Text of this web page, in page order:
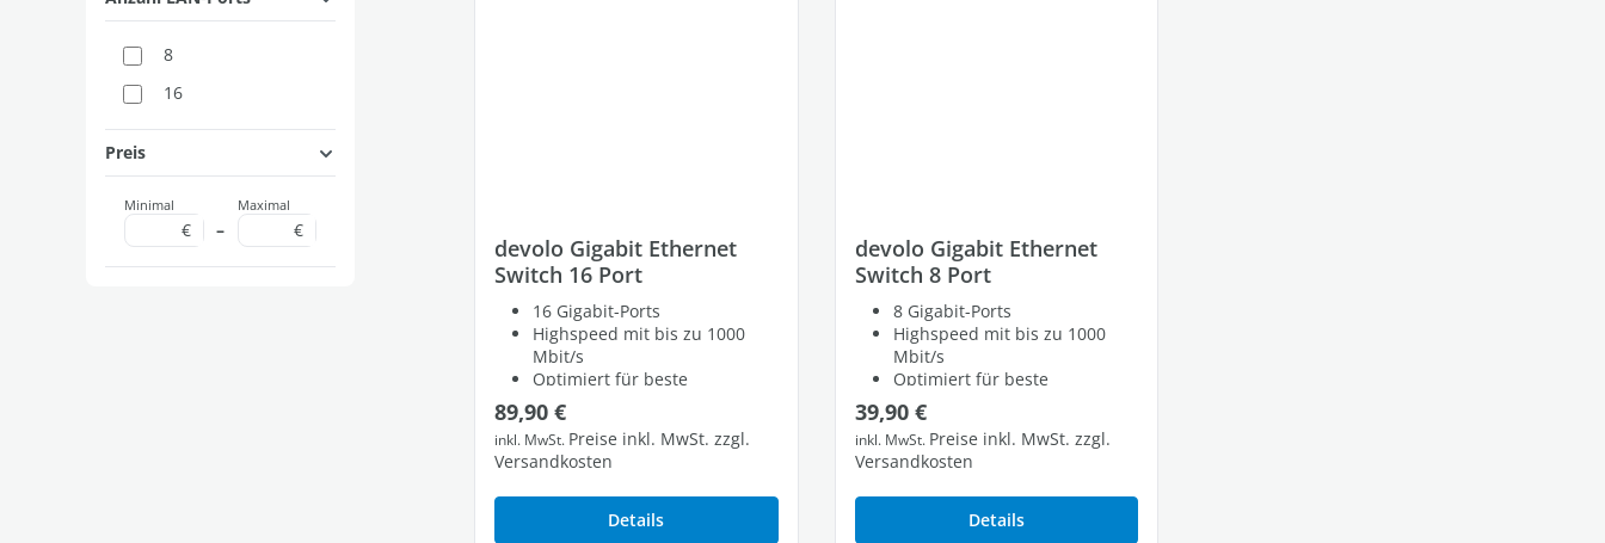
8
16
Preis
Minimal
€ –
Maximal
€
devolo Gigabit Ethernet
Switch 16 Port
16 Gigabit-Ports
Highspeed mit bis zu 1000
Mbit/s
Optimiert für beste
Performance
Regulärer Preis:
89,90 €
inkl. MwSt. Preise inkl. MwSt. zzgl.
Versandkosten
Details
devolo Gigabit Ethernet
Switch 8 Port
8 Gigabit-Ports
Highspeed mit bis zu 1000
Mbit/s
Optimiert für beste
Performance
Regulärer Preis:
39,90 €
inkl. MwSt. Preise inkl. MwSt. zzgl.
Versandkosten
Details